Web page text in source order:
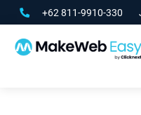
+62 811-9910-330